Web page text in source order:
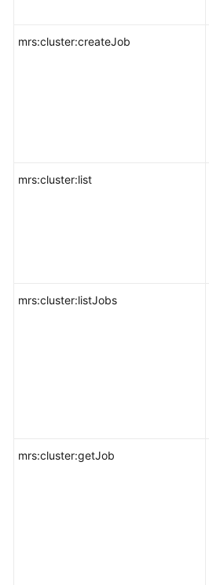
开
用
mrs:cluster:createJob
mrs:cluster:list
mrs:cluster:listJobs
mrs:cluster:getJob